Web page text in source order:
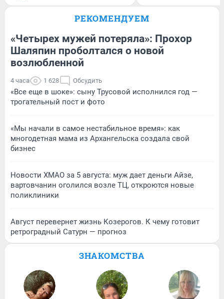
РЕКОМЕНДУЕМ
«Четырех мужей потеряла»: Прохор
Шаляпин проболтался о новой
возлюбленной
4 часа 1 628 Обсудить
«Все еще в шоке»: сыну Трусовой исполнился год —
трогательный пост и фото
«Мы начали в самое нестабильное время»: как
многодетная мама из Архангельска создала свой
бизнес
Новости ХМАО за 5 августа: муж дает деньги Айзе,
вартовчанин оголился возле ТЦ, откроются новые
поликлиники
Август перевернет жизнь Козерогов. К чему готовит
ретроградный Сатурн — прогноз
ЗНАКОМСТВА